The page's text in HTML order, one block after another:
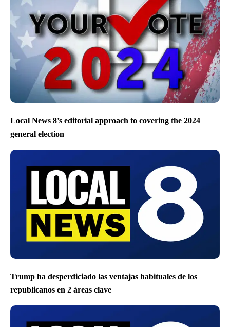
Local News 8’s editorial approach to covering the 2024
general election
Trump ha desperdiciado las ventajas habituales de los
republicanos en 2 áreas clave